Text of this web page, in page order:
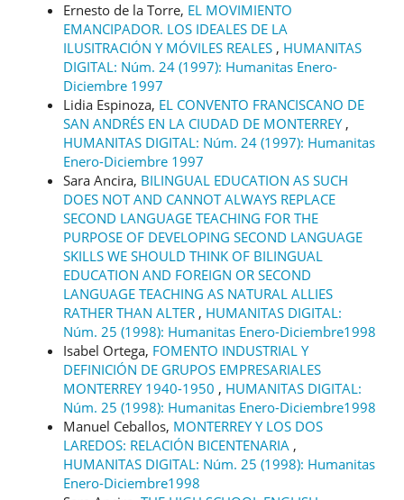
Ernesto de la Torre, EL MOVIMIENTO
EMANCIPADOR. LOS IDEALES DE LA
ILUSITRACIÓN Y MÓVILES REALES , HUMANITAS
DIGITAL: Núm. 24 (1997): Humanitas Enero-
Diciembre 1997
Lidia Espinoza, EL CONVENTO FRANCISCANO DE
SAN ANDRÉS EN LA CIUDAD DE MONTERREY ,
HUMANITAS DIGITAL: Núm. 24 (1997): Humanitas
Enero-Diciembre 1997
Sara Ancira, BILINGUAL EDUCATION AS SUCH
DOES NOT AND CANNOT ALWAYS REPLACE
SECOND LANGUAGE TEACHING FOR THE
PURPOSE OF DEVELOPING SECOND LANGUAGE
SKILLS WE SHOULD THINK OF BILINGUAL
EDUCATION AND FOREIGN OR SECOND
LANGUAGE TEACHING AS NATURAL ALLIES
RATHER THAN ALTER , HUMANITAS DIGITAL:
Núm. 25 (1998): Humanitas Enero-Diciembre1998
Isabel Ortega, FOMENTO INDUSTRIAL Y
DEFINICIÓN DE GRUPOS EMPRESARIALES
MONTERREY 1940-1950 , HUMANITAS DIGITAL:
Núm. 25 (1998): Humanitas Enero-Diciembre1998
Manuel Ceballos, MONTERREY Y LOS DOS
LAREDOS: RELACIÓN BICENTENARIA ,
HUMANITAS DIGITAL: Núm. 25 (1998): Humanitas
Enero-Diciembre1998